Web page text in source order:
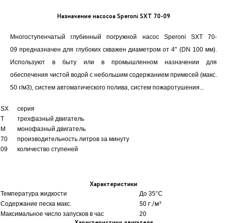
Назначение насосоа Speroni SXT 70-09
Многоступенчатый глубинный погружной насос Speroni SXT 70-
09 предназначен для глубоких скважен диаметром от 4" (DN 100 мм).
Используют в быту или в промышленном назначении для
обеспечения чистой водой с небольшим содержанием примесей (макс.
50 г/м3), систем автоматического полива, систем пожаротушения...
SX
серия
T
трехфазный двигатель
M
монофазный двигатель
70
производительность литров за минуту
09
количество ступеней
Характеристики
Температура жидкости До 35°C
Содержание песка макс.
50 г./м³
Максимальное число запусков в час
20